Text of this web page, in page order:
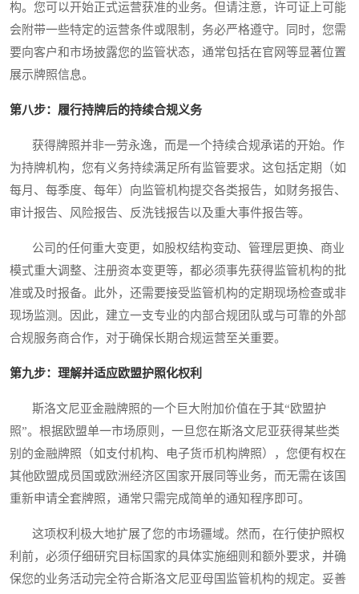
构。您可以开始正式运营获准的业务。但请注意，许可证上可能
会附带一些特定的运营条件或限制，务必严格遵守。同时，您需
要向客户和市场披露您的监管状态，通常包括在官网等显著位置
展示牌照信息。
第八步：履行持牌后的持续合规义务
获得牌照并非一劳永逸，而是一个持续合规承诺的开始。作
为持牌机构，您有义务持续满足所有监管要求。这包括定期（如
每月、每季度、每年）向监管机构提交各类报告，如财务报告、
审计报告、风险报告、反洗钱报告以及重大事件报告等。
公司的任何重大变更，如股权结构变动、管理层更换、商业
模式重大调整、注册资本变更等，都必须事先获得监管机构的批
准或及时报备。此外，还需要接受监管机构的定期现场检查或非
现场监测。因此，建立一支专业的内部合规团队或与可靠的外部
合规服务商合作，对于确保长期合规运营至关重要。
第九步：理解并适应欧盟护照化权利
斯洛文尼亚金融牌照的一个巨大附加价值在于其“欧盟护
照”。根据欧盟单一市场原则，一旦您在斯洛文尼亚获得某些类
别的金融牌照（如支付机构、电子货币机构牌照），您便有权在
其他欧盟成员国或欧洲经济区国家开展同等业务，而无需在该国
重新申请全套牌照，通常只需完成简单的通知程序即可。
这项权利极大地扩展了您的市场疆域。然而，在行使护照权
利前，必须仔细研究目标国家的具体实施细则和额外要求，并确
保您的业务活动完全符合斯洛文尼亚母国监管机构的规定。妥善